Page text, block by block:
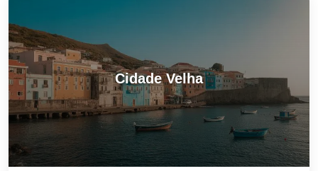
Cidade Velha